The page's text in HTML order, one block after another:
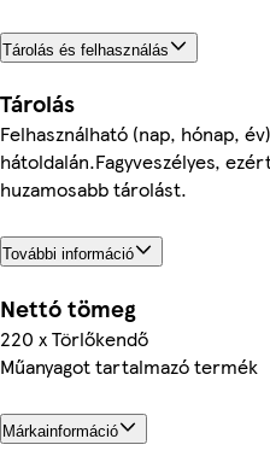
Tárolás és felhasználás
Tárolás
Felhasználható (nap, hónap,
hátoldalán.Fagyveszélyes,
huzamosabb tárolást.
További információ
Nettó tömeg
220 x Törlőkendő
Műanyagot tartalmazó termék
Márkainformáció